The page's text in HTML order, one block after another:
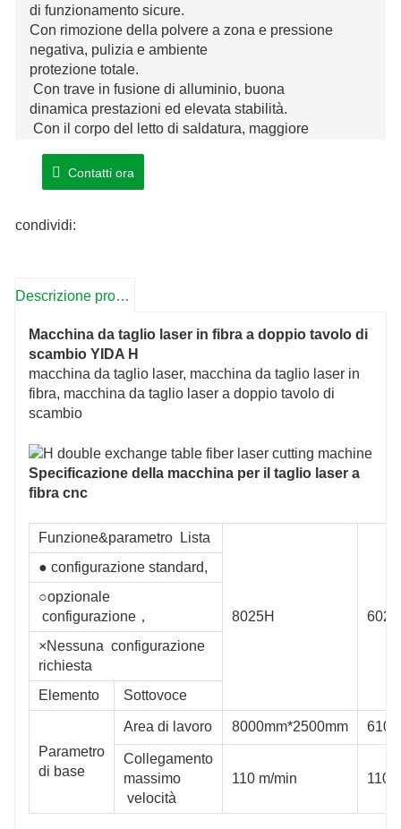
di funzionamento sicure.
Con rimozione della polvere a zona e pressione
negativa, pulizia e ambiente
protezione totale.
Con trave in fusione di alluminio, buona
dinamica prestazioni ed elevata stabilità.
Con il corpo del letto di saldatura, maggiore
Contatti ora
condividi:
Descrizione prodotto
Macchina da taglio laser in fibra a doppio tavolo di
scambio YIDA H
macchina da taglio laser, macchina da taglio laser in
fibra, macchina da taglio laser a doppio tavolo di
scambio
Specificazione della macchina per il taglio laser a
fibra cnc
Funzione&parametro Lista
8025H
● configurazione standard,
○opzionale
configurazione，
×Nessuna configurazione
richiesta
Elemento
Sottovoce
Parametro
di base
Area di lavoro 8000mm*2500mm
Collegamento
massimo
velocità
110 m/min 110